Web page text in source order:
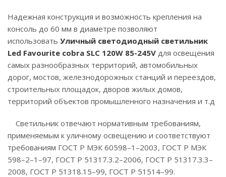
Надежная конструкция и возможность крепления на
консоль до 60 мм в диаметре позволяют
использовать Уличный светодиодный светильник
Led Favourite cobra SLC 120W 85-245V для освещения
самых разнообразных территорий, автомобильных
дорог, мостов, железнодорожных станций и переездов,
строительных площадок, дворов жилых домов,
территорий объектов промышленного назначения и т.д
Светильник отвечают нормативным требованиям,
применяемым к уличному освещению и соответствуют
требованиям ГОСТ Р МЭК 60598–1–2003, ГОСТ Р МЭК
598–2–1–97, ГОСТ Р 51317.3.2–2006, ГОСТ Р 51317.3.3–
2008, ГОСТ Р 51318.15–99, ГОСТ Р 51514–99.